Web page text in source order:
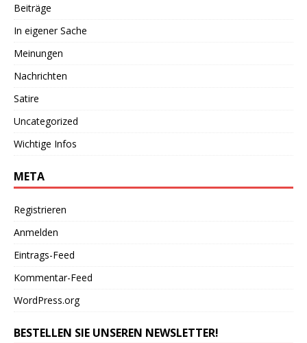
Beiträge
In eigener Sache
Meinungen
Nachrichten
Satire
Uncategorized
Wichtige Infos
META
Registrieren
Anmelden
Eintrags-Feed
Kommentar-Feed
WordPress.org
BESTELLEN SIE UNSEREN NEWSLETTER!